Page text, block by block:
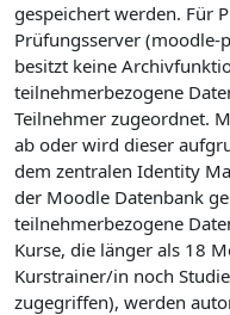
gespeichert werden. Für
Prüfungsserver
besitzt keine
teilnehmerbezogene
Teilnehmer zugeordnet.
ab oder wird dieser
dem zentralen Identity
der Moodle Datenbank
teilnehmerbezogene
Kurse, die länger als 18
Kurstrainer/in noch
zugegriffen), werden